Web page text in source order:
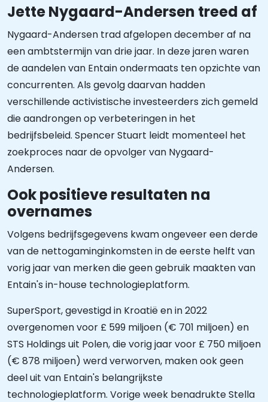
Jette Nygaard-Andersen treed af
Nygaard-Andersen trad afgelopen december af na
een ambtstermijn van drie jaar. In deze jaren waren
de aandelen van Entain ondermaats ten opzichte van
concurrenten. Als gevolg daarvan hadden
verschillende activistische investeerders zich gemeld
die aandrongen op verbeteringen in het
bedrijfsbeleid. Spencer Stuart leidt momenteel het
zoekproces naar de opvolger van Nygaard-
Andersen.
Ook positieve resultaten na
overnames
Volgens bedrijfsgegevens kwam ongeveer een derde
van de nettogaminginkomsten in de eerste helft van
vorig jaar van merken die geen gebruik maakten van
Entain's in-house technologieplatform.
SuperSport, gevestigd in Kroatië en in 2022
overgenomen voor £ 599 miljoen (€ 701 miljoen) en
STS Holdings uit Polen, die vorig jaar voor £ 750 miljoen
(€ 878 miljoen) werd verworven, maken ook geen
deel uit van Entain's belangrijkste
technologieplatform. Vorige week benadrukte Stella